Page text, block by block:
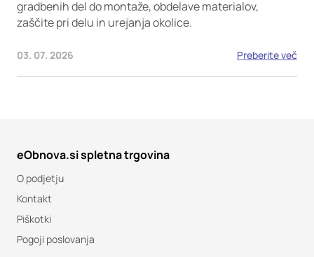
gradbenih del do montaže, obdelave materialov,
zaščite pri delu in urejanja okolice.
03. 07. 2026 Preberite več
eObnova.si spletna trgovina
O podjetju
Kontakt
Piškotki
Pogoji poslovanja